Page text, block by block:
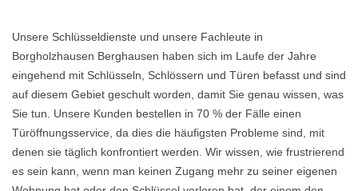
Unsere Schlüsseldienste und unsere Fachleute in
Borgholzhausen Berghausen haben sich im Laufe der Jahre
eingehend mit Schlüsseln, Schlössern und Türen befasst und sind
auf diesem Gebiet geschult worden, damit Sie genau wissen, was
Sie tun. Unsere Kunden bestellen in 70 % der Fälle einen
Türöffnungsservice, da dies die häufigsten Probleme sind, mit
denen sie täglich konfrontiert werden. Wir wissen, wie frustrierend
es sein kann, wenn man keinen Zugang mehr zu seiner eigenen